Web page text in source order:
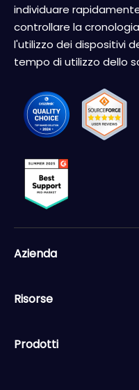
individuare
controllare la
l'utilizzo dei dispositivi
tempo di utilizzo dello
Azienda
Risorse
Prodotti